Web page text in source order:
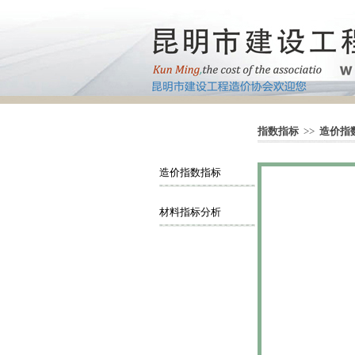
指数指标 >> 造价指
造价指数指标
材料指标分析